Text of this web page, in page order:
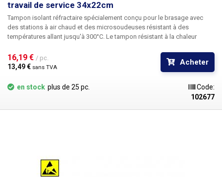
travail de service 34x22cm
Tampon isolant réfractaire spécialement conçu pour le brasage avec
des stations à air chaud et des microsoudeuses résistant à des
températures allant jusqu'à 300°C. Le tampon résistant à la chaleur
Les stations et pistolets à air chaud peuvent produire une chaleur
directionnelle allant jusqu'à 300°C, ce qui peut carboniser n'importe
quelle surface. Ce coussin isolant offre une surface de 347 x 228 mm, ce
qui est suffisant pour la plupart des applications. L'épaisseur de la
plaque isolante est de seulement 2,8 mm.
16,19 € / pc.
13,49 € sans TVA
Acheter
en stock plus de 25 pc.
Code:
102677